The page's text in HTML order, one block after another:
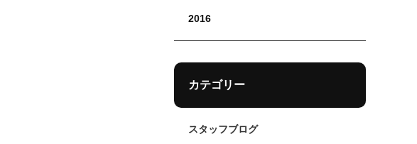
2016
カテゴリー
スタッフブログ